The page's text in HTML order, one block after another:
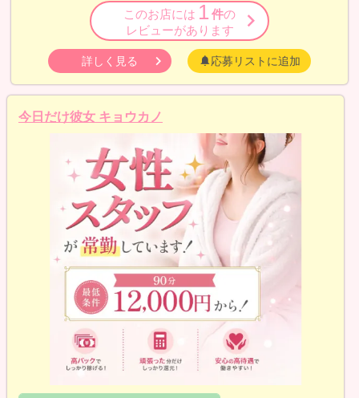
このお店には 1 件の
レビューがあります
詳しく見る 応募リストに追加
今日だけ彼女 キョウカノ